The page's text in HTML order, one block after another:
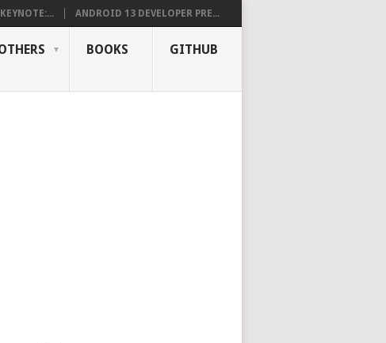
ANDROID 13 DEVELOPER PRE...
BOOKS GITHUB